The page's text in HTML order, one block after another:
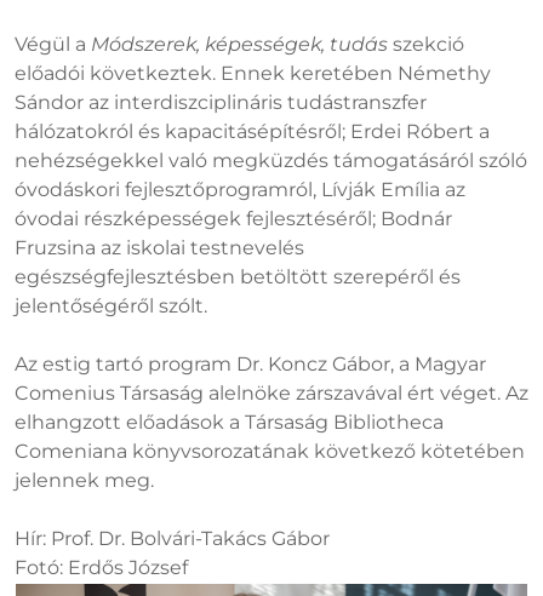
Végül a Módszerek, képességek, tudás szekció
előadói következtek. Ennek keretében Némethy
Sándor az interdiszciplináris tudástranszfer
hálózatokról és kapacitásépítésről; Erdei Róbert a
nehézségekkel való megküzdés támogatásáról szóló
óvodáskori fejlesztőprogramról, Lívják Emília az
óvodai részképességek fejlesztéséről; Bodnár
Fruzsina az iskolai testnevelés
egészségfejlesztésben betöltött szerepéről és
jelentőségéről szólt.
Az estig tartó program Dr. Koncz Gábor, a Magyar
Comenius Társaság alelnöke zárszavával ért véget. Az
elhangzott előadások a Társaság Bibliotheca
Comeniana könyvsorozatának következő kötetében
jelennek meg.
Hír: Prof. Dr. Bolvári-Takács Gábor
Fotó: Erdős József